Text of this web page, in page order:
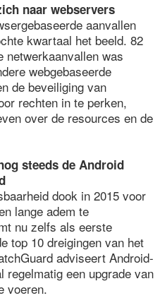
naar webservers
aanvallen
kwartaal het beeld. 82
netwerkaanvallen was
webgebaseerde
de beveiliging van
rechten in te perken,
over de resources en de
steeds de Android
dook in 2015 voor
lange adem te
nu zelfs als eerste
top 10 dreigingen van het
adviseert Android-
regelmatig een upgrade van
voeren.